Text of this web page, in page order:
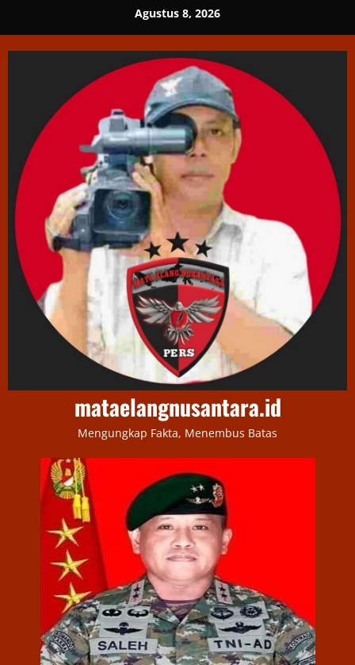
to
content
Agustus 8, 2026
mataelangnusantara.id
Mengungkap Fakta, Menembus Batas